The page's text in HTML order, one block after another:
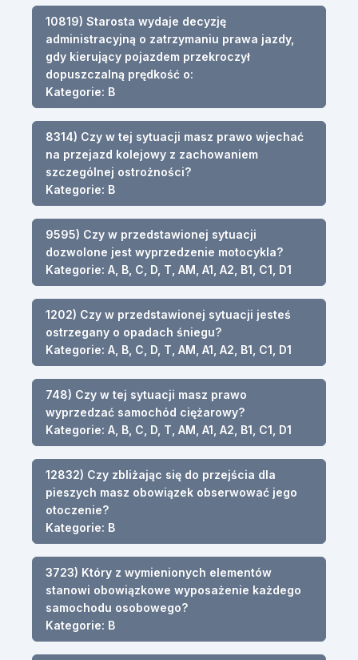
10819) Starosta wydaje decyzję
administracyjną o zatrzymaniu prawa jazdy,
gdy kierujący pojazdem przekroczył
dopuszczalną prędkość o:
Kategorie: B
8314) Czy w tej sytuacji masz prawo wjechać
na przejazd kolejowy z zachowaniem
szczególnej ostrożności?
Kategorie: B
9595) Czy w przedstawionej sytuacji
dozwolone jest wyprzedzenie motocykla?
Kategorie: A, B, C, D, T, AM, A1, A2, B1, C1, D1
1202) Czy w przedstawionej sytuacji jesteś
ostrzegany o opadach śniegu?
Kategorie: A, B, C, D, T, AM, A1, A2, B1, C1, D1
748) Czy w tej sytuacji masz prawo
wyprzedzać samochód ciężarowy?
Kategorie: A, B, C, D, T, AM, A1, A2, B1, C1, D1
12832) Czy zbliżając się do przejścia dla
pieszych masz obowiązek obserwować jego
otoczenie?
Kategorie: B
3723) Który z wymienionych elementów
stanowi obowiązkowe wyposażenie każdego
samochodu osobowego?
Kategorie: B